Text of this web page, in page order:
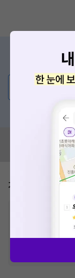
증상
💬 무엇이든 물
혹시 잘못된
모두닥 팀에 알려
가격표
비급여 항목의 경우,
한 가격은 해당 의료기
격입니다. (진료와 연
산정될 수 있는 점 참